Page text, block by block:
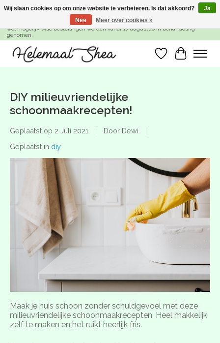
SUMMER BREAK! Wij zijn gesloten van 27 juli t/m 16 augustus. Bestellen is nog
wel mogelijk. Alle bestellingen worden vanaf 17 augustus in behandeling
genomen.
Verlanglijst
DIY milieuvriendelijke
schoonmaakrecepten!
Geplaatst op 2 Juli 2021
Door Dewi
Geplaatst in diy
Maak je huis schoon zonder schuldgevoel met deze
milieuvriendelijke schoonmaakrecepten. Heel makkelijk
zelf te maken en het ruikt heerlijk fris.
Wij slaan cookies op om onze website te verbeteren. Is dat akkoord?
Ja
Nee
Meer over cookies »